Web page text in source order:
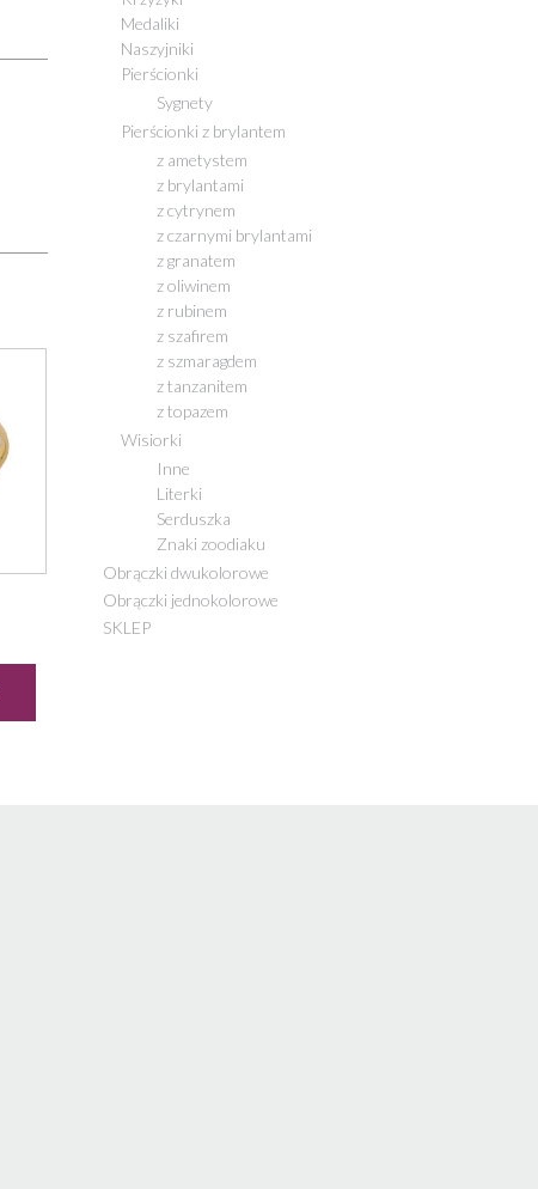
Medaliki
Naszyjniki
Pierścionki
Sygnety
Pierścionki z brylantem
z ametystem
z brylantami
z cytrynem
z czarnymi brylantami
z granatem
z oliwinem
z rubinem
z szafirem
z szmaragdem
z tanzanitem
z topazem
Wisiorki
Inne
Literki
Serduszka
Znaki zoodiaku
Obrączki dwukolorowe
Obrączki jednokolorowe
SKLEP